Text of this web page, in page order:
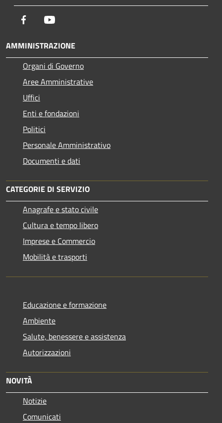
Facebook
AMMINISTRAZIONE
Organi di Governo
Aree Amministrative
Uffici
Enti e fondazioni
Politici
Personale Amministrativo
Documenti e dati
CATEGORIE DI SERVIZIO
Anagrafe e stato civile
Cultura e tempo libero
Imprese e Commercio
Mobilità e trasporti
Educazione e formazione
Ambiente
Salute, benessere e assistenza
Autorizzazioni
NOVITÀ
Notizie
Comunicati